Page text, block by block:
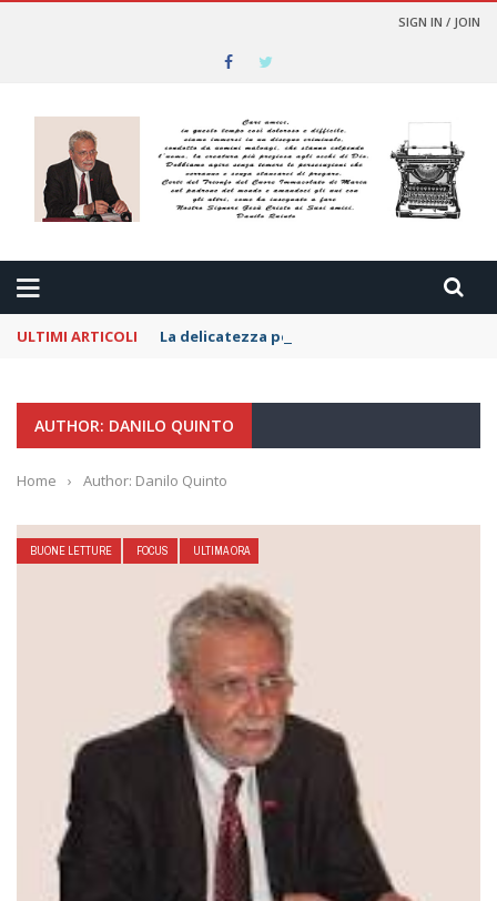
SIGN IN / JOIN
ULTIMI ARTICOLI La delicatezza per i nemici
AUTHOR: DANILO QUINTO
Home › Author: Danilo Quinto
BUONE LETTURE FOCUS ULTIMA ORA